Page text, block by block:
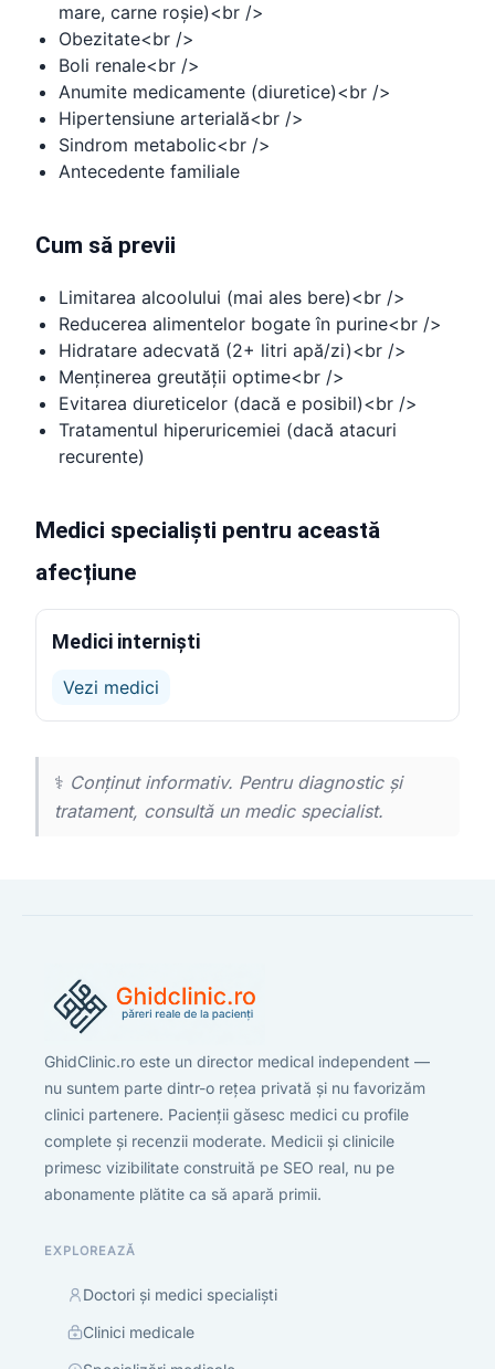
mare, carne roșie)<br />
Obezitate<br />
Boli renale<br />
Anumite medicamente (diuretice)<br />
Hipertensiune arterială<br />
Sindrom metabolic<br />
Antecedente familiale
Cum să previi
Limitarea alcoolului (mai ales bere)<br />
Reducerea alimentelor bogate în purine<br />
Hidratare adecvată (2+ litri apă/zi)<br />
Menținerea greutății optime<br />
Evitarea diureticelor (dacă e posibil)<br />
Tratamentul hiperuricemiei (dacă atacuri
recurente)
Medici specialiști pentru această
afecțiune
Medici interniști
Vezi medici
⚕️ Conținut informativ. Pentru diagnostic și
tratament, consultă un medic specialist.
GhidClinic.ro este un director medical independent —
nu suntem parte dintr-o rețea privată și nu favorizăm
clinici partenere. Pacienții găsesc medici cu profile
complete și recenzii moderate. Medicii și clinicile
primesc vizibilitate construită pe SEO real, nu pe
abonamente plătite ca să apară primii.
EXPLOREAZĂ
Doctori și medici specialiști
Clinici medicale